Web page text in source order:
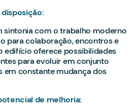
sintonia com o trabalho moderno
para colaboração, encontros e
edifício oferece possibilidades
para evoluir em conjunto
em constante mudança dos
de melhoria: